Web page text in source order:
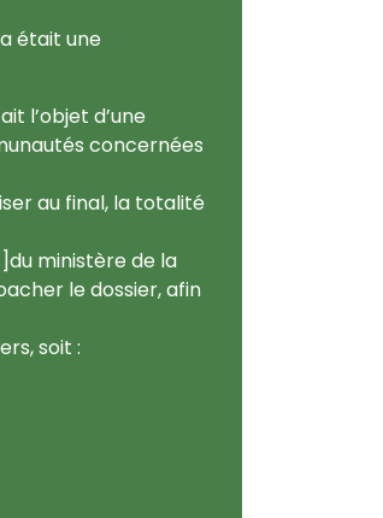
était une
l’objet d’une
concernées
au final, la totalité
]du ministère de la
le dossier, afin
soit :